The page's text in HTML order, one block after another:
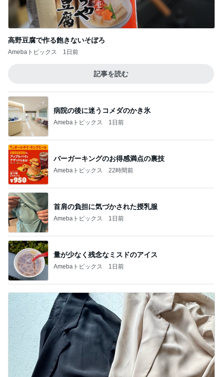
高野豆腐で作る飽きないそぼろ
Amebaトピックス 1日前
記事を読む
病院の後に迷うコメダのかき氷
Amebaトピックス 1日前
バーガーキングのお得感満点の裏技
Amebaトピックス 22時間前
首肩の負担に気づかされた授乳服
Amebaトピックス 1日前
量が少なく残念なミスドのアイス
Amebaトピックス 1日前